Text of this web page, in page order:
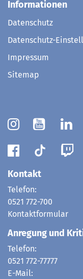
Informationen
Datenschutz
Datenschutz-
Impressum
Sitemap
Kontakt
Telefon:
0521 772-700
Kontaktformular
Anregung und
Telefon:
0521 772-77777
E-Mail: